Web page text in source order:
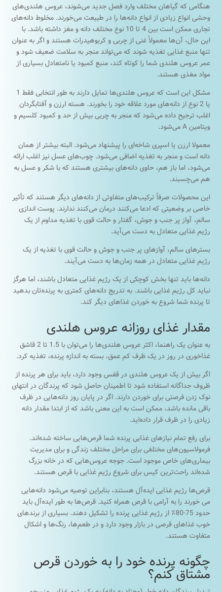
هنگامی که گیاهان مختلف وارد فصل جدید می‌شوند، عروس هلندی‌های
وحشی انواع زیادی از انواع دانه‌ها را در طبیعت می‌خورند. مخلوط دانه‌های
تجاری ممکن است بین 4 تا 10 نوع مختلف دانه و مغز داشته باشد. با
این حال، آن‌ها معمولاً غنی از چربی و کربوهیدرات هستند و اگر به عنوان
تنها منبع غذایی تغذیه شوند که می‌تواند منجر به سلامت ضعیف شود و
عمر عروس هلندی شما را کوتاه کند، منبع کمبود یا نامتعادل بسیاری از
مواد مغذی هستند.
مشکل این است که عروس هلندی‌ها تمایل دارند به طور انتخابی فقط 1
یا 2 نوع از دانه‌های مورد علاقه خود را بخورند. هسته ارزن و آفتابگردان
اغلب ترجیح داده می‌شود که منجر به چربی بیش از حد و کمبود کلسیم و
ویتامین A می‌شود.
معمولا ارزن یا اسپری شاخه‌ای را پیشنهاد می‌شود. البته بیشتر از همان
دانه است و منجر به تغذیه اضافی می‌شود. چوب‌های عسل نیز اغلب ارائه
می‌شود، اما باز هم، حاوی دانه‌های بیشتری هستند که با شکر و عسل به
هم می‌چسبند.
این محصولات صرفاً ترکیب‌های متفاوتی از دانه‌های دیگر هستند که تأثیر
خاصی بر وضعیتی که ادعا می‌کنند درمان می‌کنند ندارند. پوست اندازی
سالم، آواز پر جنب و جوش، گفتار و حالت قوی با تغذیه مداوم از یک
رژیم غذایی متعادل به دست می‌آید.
بسترهای سالم، آوازهای پر جنب و جوش و حالت قوی با تغذیه از یک
رژیم غذایی متعادل در همه زمان‌ها به دست می‌آیند.
دانه‌ها باید تنها بخش کوچکی از یک رژیم غذایی متعادل باشند، اما هرگز
نباید کل رژیم غذایی باشند. به تدریج دانه‌های کمتری به پرنده‌تان بدهید
تا پرنده شما شروع به خوردن غذاهای دیگر کند.
مقدار غذای روزانه عروس هلندی
به عنوان یک راهنما، اکثر عروس هلندی‌ها را می‌توان با 1.5 تا 2 قاشق
غذاخوری در روز در یک ظرف کم عمق، بسته به اندازه پرنده، تغذیه کرد.
اگر بیش از یک عروس هلندی در قفس وجود دارد، باید برای هر پرنده از
ظروف جداگانه استفاده شود تا اطمینان حاصل شود که پرندگان در انتهای
نوک زدن فرصتی برای خوردن دارند. اگر در پایان روز دانه‌هایی در ظرف
باقی مانده باشد، ممکن است به این معنی باشد که از ابتدا مقدار دانه
زیادی را در ظرف قرار داده‌اید.
برای رفع تمام نیازهای غذایی پرنده شما قرص‌هایی ساخته شده‌اند.
فرمولاسیون‌های مختلفی برای مراحل مختلف زندگی و برای مدیریت
بیماری‌های خاص موجود است. جوجه عروس‌هایی که در خانه بزرگ
شده‌اند راحت‌ترین کیس برای شروع رژیم غذایی با قرص هستند.
قرص‌ها رژیم غذایی ایده‌آل هستند، بنابراین توصیه می‌شود دانه‌هایی
می خورند را به آرامی با قرص همراه کنید. قرص‌ها به طور ایده‌آل باید
حدود 75-80٪ از رژیم غذایی پرنده را تشکیل دهند. بسیاری از برندهای
خوب غذاهای قرصی در بازار وجود دارد و در طعم‌ها، رنگ‌ها و اشکال
متفاوت هستند.
چگونه پرنده خود را به خوردن قرص
مشتاق کنم؟